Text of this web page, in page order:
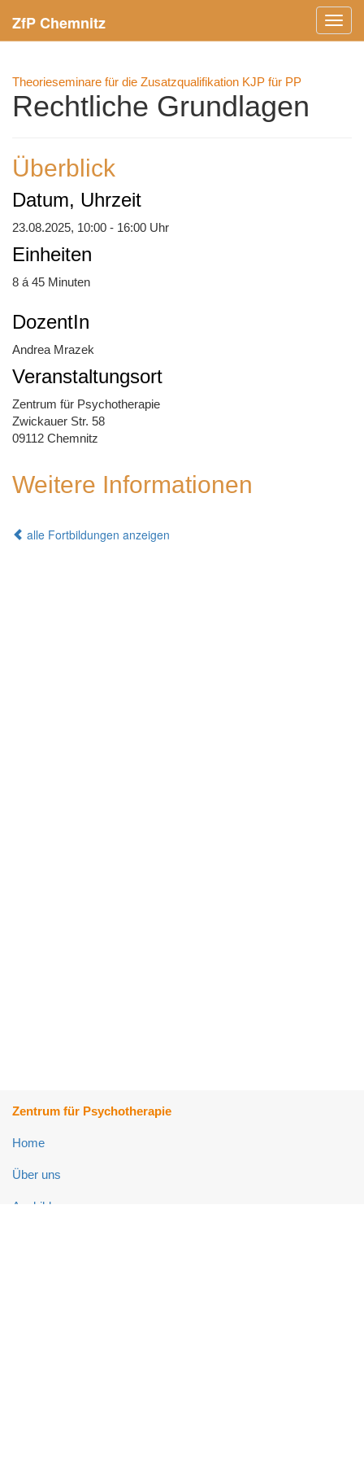
Menü
ein-/
ZfP Chemnitz
Theorieseminare für die Zusatzqualifikation KJP für PP
Rechtliche Grundlagen
Überblick
Datum, Uhrzeit
23.08.2025, 10:00 - 16:00 Uhr
Einheiten
8 á 45 Minuten
DozentIn
Andrea Mrazek
Veranstaltungsort
Zentrum für Psychotherapie
Zwickauer Str. 58
09112 Chemnitz
Weitere Informationen
alle Fortbildungen anzeigen
Zentrum für Psychotherapie
Home
Über uns
Ausbildung